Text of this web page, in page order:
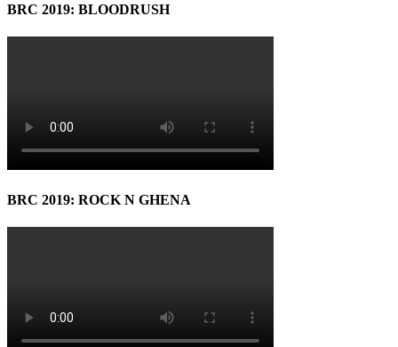
BRC 2019: BLOODRUSH
BRC 2019: ROCK N GHENA